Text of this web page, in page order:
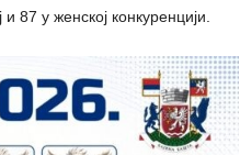
87 у женској конкуренцији.